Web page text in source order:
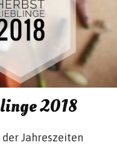
2018
Jahreszeiten